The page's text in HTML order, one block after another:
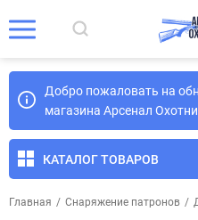
Добро пожаловать на
магазина Арсенал
КАТАЛОГ ТОВАРОВ
Главная / Снаряжение патронов /